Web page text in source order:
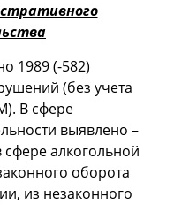
1989 (-582)
(без учета
В сфере
выявлено –
алкогольной
оборота
из незаконного